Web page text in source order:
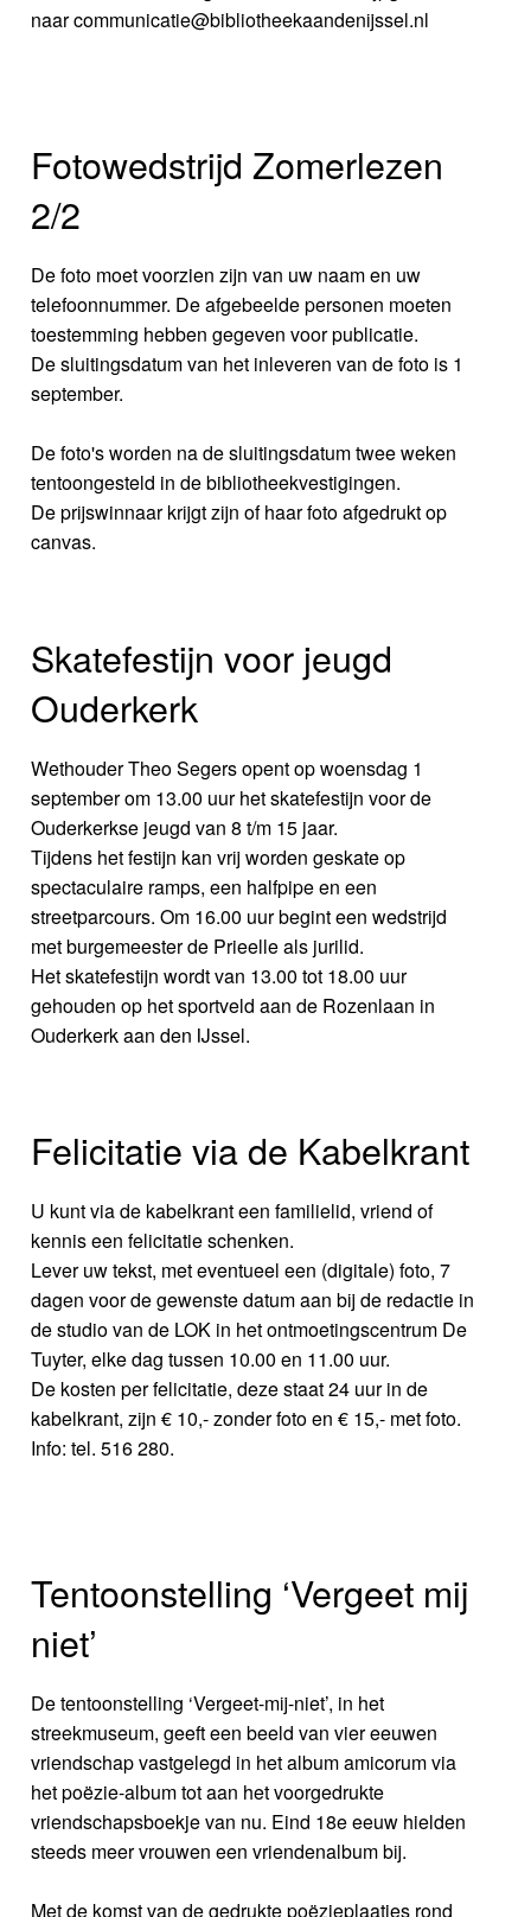
naar communicatie@bibliotheekaandenijssel.nl
Fotowedstrijd Zomerlezen
2/2
De foto moet voorzien zijn van uw naam en uw
telefoonnummer. De afgebeelde personen moeten
toestemming hebben gegeven voor publicatie.
De sluitingsdatum van het inleveren van de foto is 1
september.
De foto's worden na de sluitingsdatum twee weken
tentoongesteld in de bibliotheekvestigingen.
De prijswinnaar krijgt zijn of haar foto afgedrukt op
canvas.
Skatefestijn voor jeugd
Ouderkerk
Wethouder Theo Segers opent op woensdag 1
september om 13.00 uur het skatefestijn voor de
Ouderkerkse jeugd van 8 t/m 15 jaar.
Tijdens het festijn kan vrij worden geskate op
spectaculaire ramps, een halfpipe en een
streetparcours. Om 16.00 uur begint een wedstrijd
met burgemeester de Prieelle als jurilid.
Het skatefestijn wordt van 13.00 tot 18.00 uur
gehouden op het sportveld aan de Rozenlaan in
Ouderkerk aan den IJssel.
Felicitatie via de Kabelkrant
U kunt via de kabelkrant een familielid, vriend of
kennis een felicitatie schenken.
Lever uw tekst, met eventueel een (digitale) foto, 7
dagen voor de gewenste datum aan bij de redactie in
de studio van de LOK in het ontmoetingscentrum De
Tuyter, elke dag tussen 10.00 en 11.00 uur.
De kosten per felicitatie, deze staat 24 uur in de
kabelkrant, zijn € 10,- zonder foto en € 15,- met foto.
Info: tel. 516 280.
Tentoonstelling ‘Vergeet mij
niet’
De tentoonstelling ‘Vergeet-mij-niet’, in het
streekmuseum, geeft een beeld van vier eeuwen
vriendschap vastgelegd in het album amicorum via
het poëzie-album tot aan het voorgedrukte
vriendschapsboekje van nu. Eind 18e eeuw hielden
steeds meer vrouwen een vriendenalbum bij.
Met de komst van de gedrukte poëzieplaatjes rond